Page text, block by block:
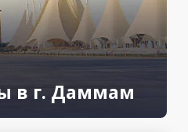
в г. Даммам